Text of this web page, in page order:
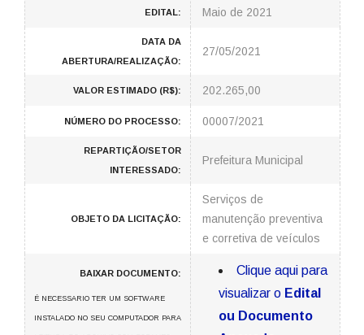
EDITAL:
Maio de 2021
DATA DA
ABERTURA/REALIZAÇÃO:
27/05/2021
VALOR ESTIMADO (R$): 202.265,00
NÚMERO DO PROCESSO: 00007/2021
REPARTIÇÃO/SETOR
INTERESSADO:
Prefeitura Municipal
OBJETO DA LICITAÇÃO:
Serviços de
manutenção preventiva
e corretiva de veículos
BAIXAR DOCUMENTO:
É NECESSARIO TER UM SOFTWARE
INSTALADO NO SEU COMPUTADOR PARA
Clique aqui para
visualizar o Edital
ou Documento